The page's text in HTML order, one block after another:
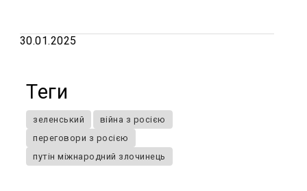
30.01.2025
Теги
зеленський
війна з росією
переговори з росією
путін міжнародний злочинець